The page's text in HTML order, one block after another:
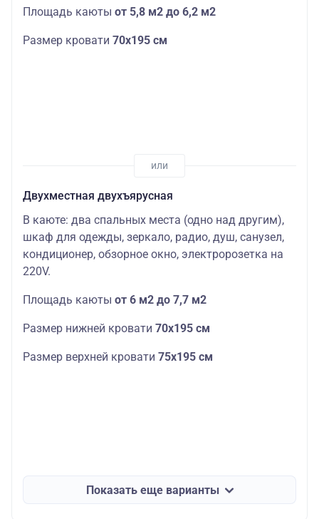
Площадь каюты от 5,8 м2 до 6,2 м2
Размер кровати 70х195 см
Двухместная двухъярусная
В каюте: два спальных места (одно над другим),
шкаф для одежды, зеркало, радио, душ, санузел,
кондиционер, обзорное окно, электророзетка на
220V.
Площадь каюты от 6 м2 до 7,7 м2
Размер нижней кровати 70х195 см
Размер верхней кровати 75х195 см
Показать еще варианты